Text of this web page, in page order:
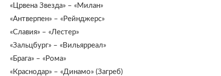
«Црвена Звезда» – «Милан»
«Антверпен» – «Рейнджерс»
«Славия» – «Лестер»
«Зальцбург» – «Вильярреал»
«Брага» – «Рома»
«Краснодар» – «Динамо» (Загреб)